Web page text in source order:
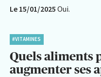
Le 15/01/2025 Oui.
#VITAMINES
Quels
augmenter ses